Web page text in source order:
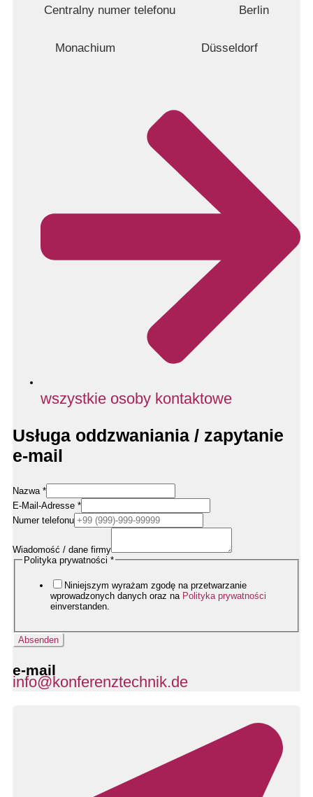
Centralny numer telefonu Berlin
Monachium Düsseldorf
wszystkie osoby kontaktowe
Usługa oddzwaniania / zapytanie
e-mail
Nazwa *
E-Mail-Adresse *
Rufnummer
Numer telefonu
Wiadomość / dane firmy
Polityka prywatności *
Niniejszym wyrażam zgodę na przetwarzanie
wprowadzonych danych oraz na Polityka prywatności
einverstanden.
Absenden
e-mail
info@konferenztechnik.de